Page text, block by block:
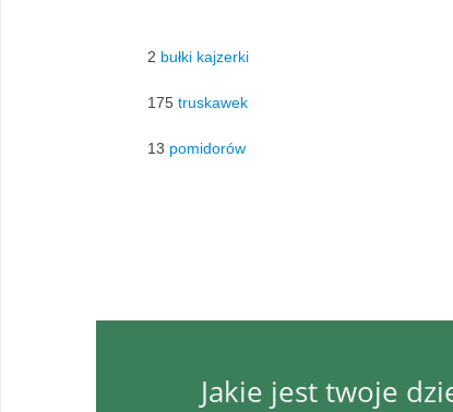
2 bułki kajzerki
175 truskawek
13 pomidorów
Jakie jest twoje